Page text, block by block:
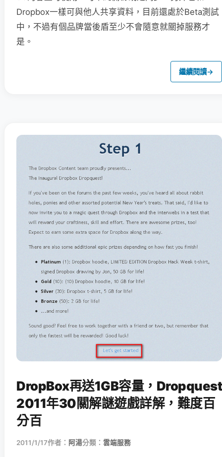
Dropbox一樣可與他人共享資料，目前還處於Beta測試
中，不過有個品牌當後盾至少不會隨意就關掉服務才
是。
繼續閱讀→
DropBox再送1GB容量，Dropquest
2011年30關解謎遊戲詳解，難度百
分百
2011/1/17作者： 阿湯分類： 雲端服務